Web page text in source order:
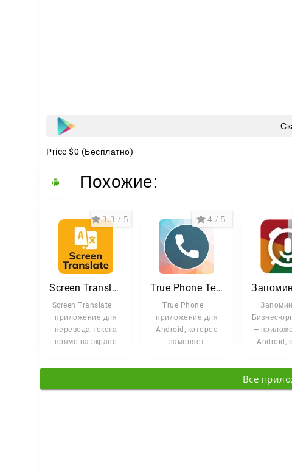
Price $0 (Бесплатно)
Похожие:
Screen Translate
Screen Translate —
приложение для
перевода текста
прямо на экране
3.3 / 5
True Phone Телефон, Контакты
True Phone —
приложение для
Android, которое
заменяет
контактов.
4 / 5
Бизнес-
—
Android,
Все